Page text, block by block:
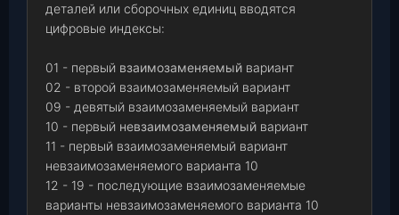
деталей или сборочных единиц вводятся
цифровые индексы:
01 - первый взаимозаменяемый вариант
02 - второй взаимозаменяемый вариант
09 - девятый взаимозаменяемый вариант
10 - первый невзаимозаменяемый вариант
11 - первый взаимозаменяемый вариант
невзаимозаменяемого варианта 10
12 - 19 - последующие взаимозаменяемые
варианты невзаимозаменяемого варианта 10